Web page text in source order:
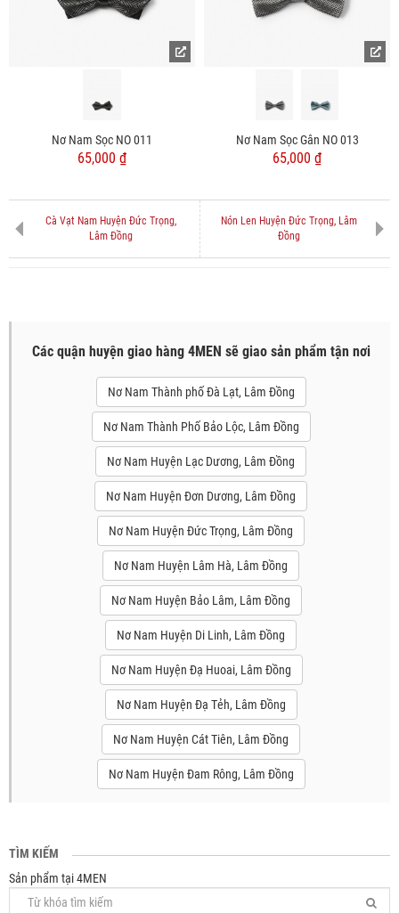
Nơ Nam Sọc NO 011
65,000 ₫
Nơ Nam Sọc Gân NO 013
65,000 ₫
Cà Vạt Nam Huyện Đức Trọng,
Lâm Đồng
Nón Len Huyện Đức Trọng, Lâm
Đồng
Các quận huyện giao hàng 4MEN sẽ giao sản phẩm tận nơi
Nơ Nam Thành phố Đà Lạt, Lâm Đồng
Nơ Nam Thành Phố Bảo Lộc, Lâm Đồng
Nơ Nam Huyện Lạc Dương, Lâm Đồng
Nơ Nam Huyện Đơn Dương, Lâm Đồng
Nơ Nam Huyện Đức Trọng, Lâm Đồng
Nơ Nam Huyện Lâm Hà, Lâm Đồng
Nơ Nam Huyện Bảo Lâm, Lâm Đồng
Nơ Nam Huyện Di Linh, Lâm Đồng
Nơ Nam Huyện Đạ Huoai, Lâm Đồng
Nơ Nam Huyện Đạ Tẻh, Lâm Đồng
Nơ Nam Huyện Cát Tiên, Lâm Đồng
Nơ Nam Huyện Đam Rông, Lâm Đồng
TÌM KIẾM
Sản phẩm tại 4MEN